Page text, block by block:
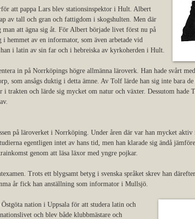
att pappa Lars blev stationsinspektor i Hult. Albert
av tall och gran och fattigdom i skogshulten. Men där
att ägna sig åt. För Albert började livet först nu på
hemmet av en informator, som även arbetade vid
i latin av sin far och i hebreiska av kyrkoherden i Hult.
in på Norrköpings högre allmänna läroverk. Han hade svårt
som ansågs duktig i detta ämne. Av Tolf lärde han sig inte bara de
trakten och lärde sig mycket om natur och växter. Dessutom hade
på läroverket i Norrköping. Under åren där var han mycket aktiv
egentligen intet av hans tid, men han klarade sig ändå
genom att läsa läxor med yngre pojkar.
Trots ett blygsamt betyg i svenska språket skrev han
år fick han anställning som informator i Mullsjö.
nation i Uppsala för att studera latin och
och blev både klubbmästare och